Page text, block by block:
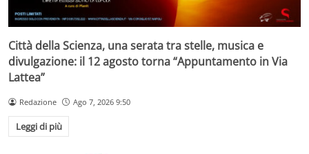
Città della Scienza, una serata tra stelle, musica e
divulgazione: il 12 agosto torna “Appuntamento in Via
Lattea”
Redazione Ago 7, 2026 9:50
Leggi di più